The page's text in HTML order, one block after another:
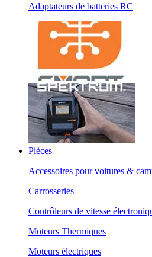
Adaptateurs de batteries RC
Pièces
Accessoires pour voitures &
Carrosseries
Contrôleurs de vitesse
Moteurs Thermiques
Moteurs électriques